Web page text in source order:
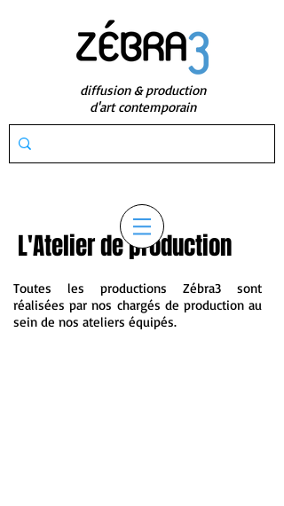
diffusion & production
d'art contemporain
L'Atelier de production
Toutes les productions Zébra3 sont
réalisées par nos chargés de production au
sein de nos ateliers équipés.